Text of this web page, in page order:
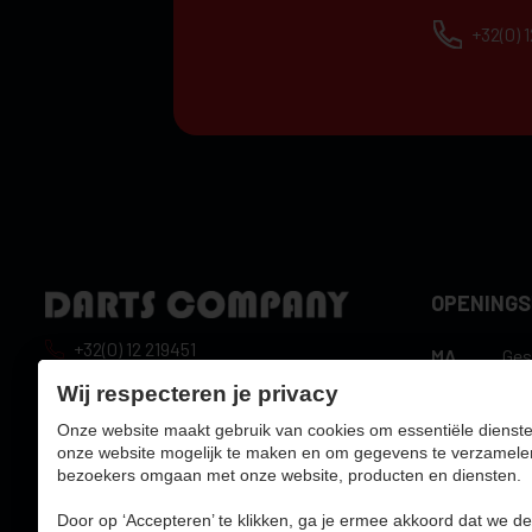
+32(0)
+32(0) 12 219451
info@dartscompany.be
btw: BE0788517750
MA
WO
uur
Wij respecteren je privacy
Onze website maakt gebruik van cookies om essentiële
onze website mogelijk te maken en om gegevens te
bezoekers omgaan met onze website, producten en diensten.
Door op ‘Accepteren’ te klikken, ga je ermee akkoord dat we